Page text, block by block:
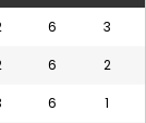
6 3
6 2
6 1